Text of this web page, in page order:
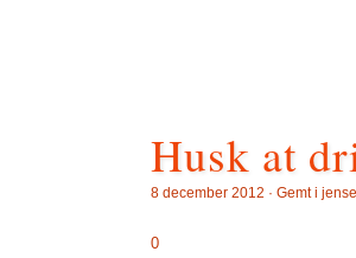
Husk at
8 december 2012 · Gemt i
0